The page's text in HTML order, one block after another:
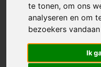
te tonen, om ons
analyseren en om
bezoekers
Ik